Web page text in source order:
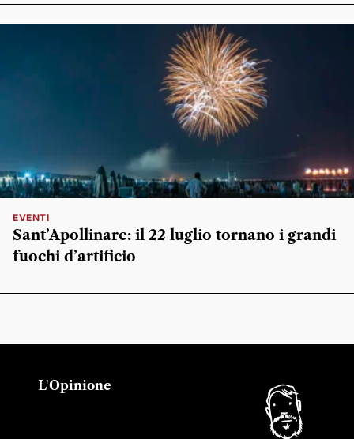
EVENTI
Sant’Apollinare: il 22 luglio tornano i grandi
fuochi d’artificio
L'Opinione